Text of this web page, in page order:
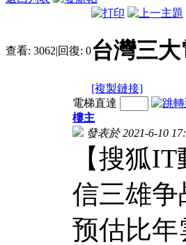
查看: 3062|回復: 0台灣三
[複製鏈接]
電梯直達
樓主
發表於 2021-6-10
【搜狐
信三雄
预估比年